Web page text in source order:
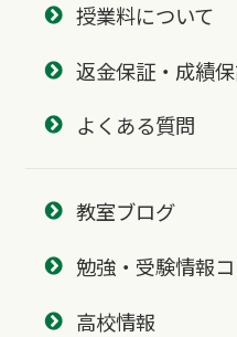
授業料について
返金保証・成績
よくある質問
教室ブログ
勉強・受験情報
高校情報